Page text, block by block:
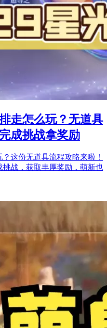
走怎么玩？无道具
成挑战拿奖励
这份无道具流程攻略来啦！
战，获取丰厚奖励，萌新也